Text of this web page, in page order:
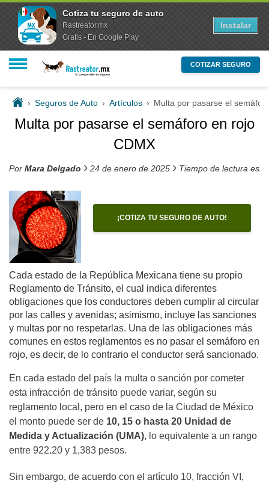
COTIZAR SEGURO
› Seguros de Auto › Artículos › Multa por pasarse el
Multa por pasarse el semáforo en rojo
CDMX
Por Mara Delgado › 24 de enero de 2025 › Tiempo de lectura
¡COTIZA TU SEGURO DE AUTO!
Cada estado de la República Mexicana tiene su propio
Reglamento de Tránsito, el cual indica diferentes
obligaciones que los conductores deben cumplir al circular
por las calles y avenidas; asimismo, incluye las sanciones
y multas por no respetarlas. Una de las obligaciones más
comunes en estos reglamentos es no pasar el semáforo en
rojo, es decir, de lo contrario el conductor será sancionado.
En cada estado del país la multa o sanción por cometer
esta infracción de tránsito puede variar, según su
reglamento local, pero en el caso de la Ciudad de México
el monto puede ser de 10, 15 o hasta 20 Unidad de
Medida y Actualización (UMA), lo equivalente a un rango
entre 922.20 y 1,383 pesos.
Sin embargo, de acuerdo con el artículo 10, fracción VI,
Cotiza tu seguro de auto
Rastreator.mx
Gratis - En Google Play
Instalar